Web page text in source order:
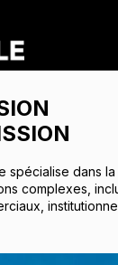
spécialise dans
complexes,